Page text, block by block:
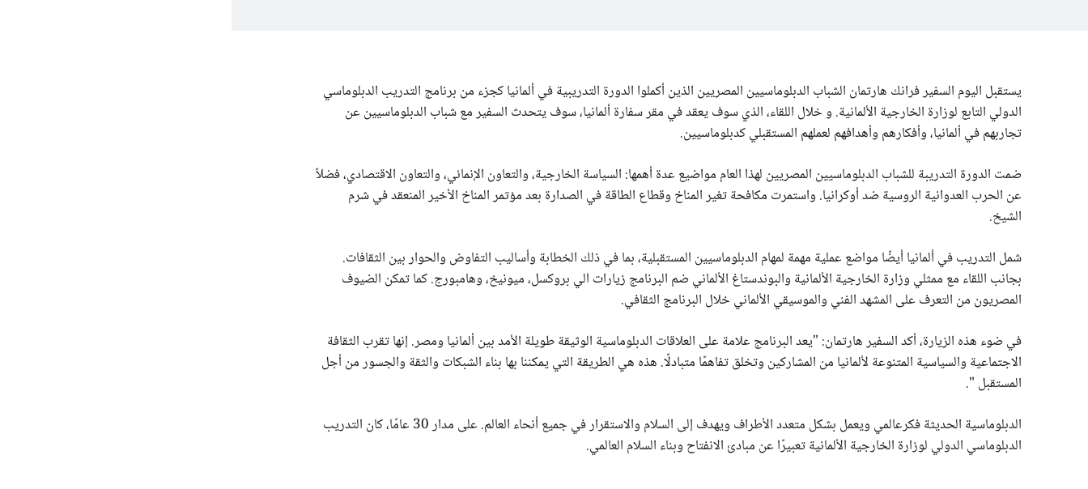
يستقبل اليوم السفير فرانك هارتمان الشباب الدبلوماسيين المصريين الذين أكملوا الدورة التدريبية في ألمانيا كجزء من برنامج التدريب الدبلوماسي
الدولي التابع لوزارة الخارجية الألمانية. و خلال اللقاء، الذي سوف يعقد في مقر سفارة ألمانيا، سوف يتحدث السفير مع شباب الدبلوماسيين عن
تجاربهم في ألمانيا، وأفكارهم وأهدافهم لعملهم المستقبلي كدبلوماسيين.
ضمت الدورة التدريبة للشباب الدبلوماسيين المصريين لهذا العام مواضيع عدة أهمها: السياسة الخارجية، والتعاون الإنمائي، والتعاون الاقتصادي، فضلاً
عن الحرب العدوانية الروسية ضد أوكرانيا. واستمرت مكافحة تغير المناخ وقطاع الطاقة في الصدارة بعد مؤتمر المناخ الأخير المنعقد في شرم
الشيخ.
شمل التدريب في ألمانيا أيضًا مواضع عملية مهمة لمهام الدبلوماسيين المستقبلية، بما في ذلك الخطابة وأساليب التفاوض والحوار بين الثقافات.
بجانب اللقاء مع ممثلي وزارة الخارجية الألمانية والبوندستاغ الألماني ضم البرنامج زيارات الي بروكسل، ميونيخ، وهامبورج. كما تمكن الضيوف
المصريون من التعرف على المشهد الفني والموسيقي الألماني خلال البرنامج الثقافي.
في ضوء هذه الزيارة، أكد السفير هارتمان: "يعد البرنامج علامة على العلاقات الدبلوماسية الوثيقة طويلة الأمد بين ألمانيا ومصر. إنها تقرب الثقافة
الاجتماعية والسياسية المتنوعة لألمانيا من المشاركين وتخلق تفاهمًا متبادلًا. هذه هي الطريقة التي يمكننا بها بناء الشبكات والثقة والجسور من أجل
المستقبل ".
الدبلوماسية الحديثة فكرعالمي ويعمل بشكل متعدد الأطراف ويهدف إلى السلام والاستقرار في جميع أنحاء العالم. على مدار 30 عامًا، كان التدريب
الدبلوماسي الدولي لوزارة الخارجية الألمانية تعبيرًا عن مبادئ الانفتاح وبناء السلام العالمي.